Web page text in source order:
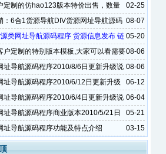
02-25
定制的仿hao123版本特价出售，数量
08-07
：6合1货源导航DIV货源网址导航源码
啦
05-20
类网址导航源码程序 货源信息发布 链
宝客等版简单介绍
08-06
户定制的特别版本模板,大家可以看需要
08-06
址导航源码程序2010/8/6日更新升级说
热了受不了
06-12
址导航源码程序2010/6/12日更新升级
一个周末呀
06-04
址导航源码程序2010/6/4日更新升级说
05-21
址导航源码程序商业版本2010/5/21日
03-15
址导航源码程序功能及特点介绍